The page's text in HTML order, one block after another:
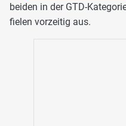
beiden in der GTD-
fielen vorzeitig aus.